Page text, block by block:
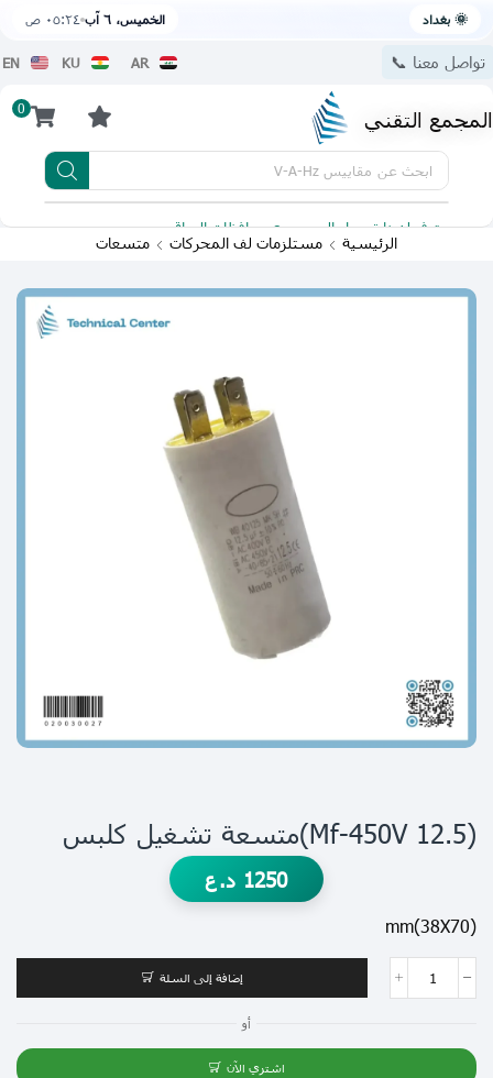
🌞 بغداد الخميس، ٦ آب ٠٥:٢٤ ص
تواصل معنا 📞 AR
KU
EN
المجمع التقني 0
ابحث عن مقاييس V-A-Hz
يتوفر لدينا توصيل الى جميع محافظات العراق
الرئيسية مستلزمات لف المحركات متسعات
(12.5 Μf-450V)متسعة تشغيل كلبس
1250 د.ع
(38X70)mm
إضافة إلى السلة
أو
اشتري الآن